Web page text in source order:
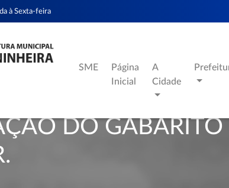
à Sexta-feira
SME
Página
Inicial
A
Cidade
DO